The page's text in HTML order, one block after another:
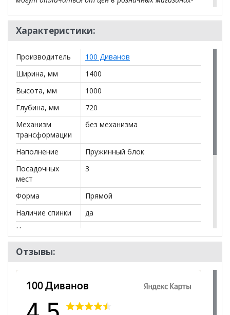
Характеристики:
Производитель
100 Диванов
Ширина, мм
1400
Высота, мм
1000
Глубина, мм
720
Механизм
трансформации
без механизма
Наполнение
Пружинный блок
Посадочных
мест
3
Форма
Прямой
Наличие спинки
да
Наличие
подлокотников
Съёмный чехол
подушки
Бренд
100 Диванов
Отзывы: